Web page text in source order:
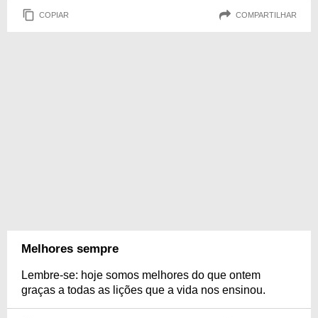
COPIAR COMPARTILHAR
Melhores sempre
Lembre-se: hoje somos melhores do que ontem
graças a todas as lições que a vida nos ensinou.